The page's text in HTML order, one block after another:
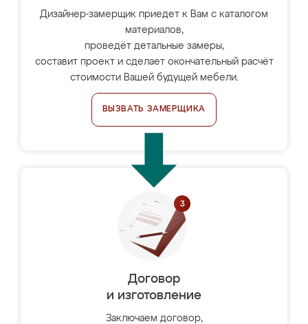
Дизайнер-замерщик приедет к Вам с каталогом
материалов,
проведёт детальные замеры,
составит проект и сделает окончательный расчёт
стоимости Вашей будущей мебели.
ВЫЗВАТЬ ЗАМЕРЩИКА
Договор
и изготовление
Заключаем договор,